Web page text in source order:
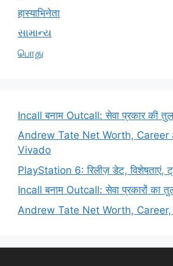
हास्याभिनेता
સામાન્ય
பொது
Incall बनाम Outcall: सेवा प्रकार की
Andrew Tate Net Worth, Career
Vivado
PlayStation 6: रिलीज़ डेट, विशेषताएं,
Incall बनाम Outcall: सेवा प्रकारों का
Andrew Tate Net Worth,